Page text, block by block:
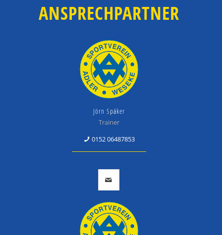
ANSPRECHPARTNER
Jörn Späker
Trainer
0152 06487853